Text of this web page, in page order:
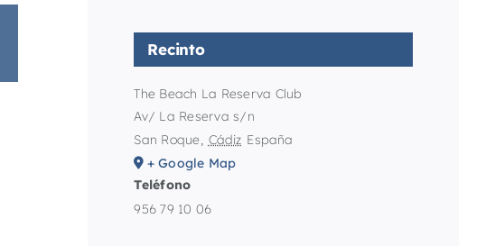
Recinto
The Beach La Reserva Club
Av/ La Reserva s/n
San Roque, Cádiz España
+ Google Map
Teléfono
956 79 10 06